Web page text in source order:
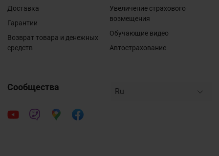
Доставка
Гарантии
Возврат товара и денежных
средств
Увеличение страхового
возмещения
Обучающие видео
Автострахование
Сообщества